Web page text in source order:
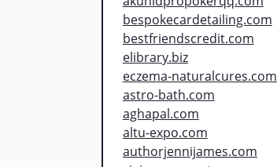
bespokecardetailing.com
bestfriendscredit.com
elibrary.biz
eczema-naturalcures.com
astro-bath.com
aghapal.com
altu-expo.com
authorjennijames.com